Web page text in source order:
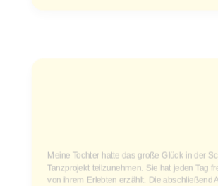
Meine Tochter hatte das große Glück in der
Tanzprojekt teilzunehmen. Sie hat jeden Tag
von ihrem Erlebten erzählt. Die abschließend